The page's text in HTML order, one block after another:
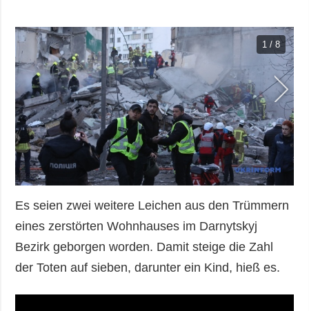
1 / 8
Es seien zwei weitere Leichen aus den Trümmern
eines zerstörten Wohnhauses im Darnytskyj
Bezirk geborgen worden. Damit steige die Zahl
der Toten auf sieben, darunter ein Kind, hieß es.